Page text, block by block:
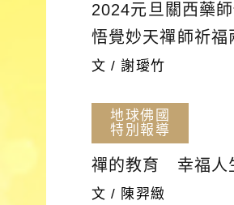
2024元旦關西藥
悟覺妙天禪師祈福
文 / 謝璦竹
地球佛國
特別報導
禪的教育 幸福人
文 / 陳羿緻